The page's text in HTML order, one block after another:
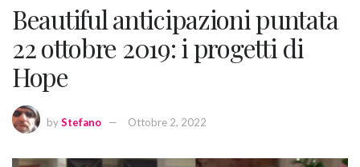
Beautiful anticipazioni puntata
22 ottobre 2019: i progetti di
Hope
byStefano Ottobre 2, 2022